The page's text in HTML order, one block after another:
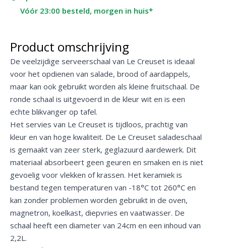
Vóór 23:00 besteld, morgen in huis*
Product omschrijving
De veelzijdige serveerschaal van Le Creuset is ideaal
voor het opdienen van salade, brood of aardappels,
maar kan ook gebruikt worden als kleine fruitschaal. De
ronde schaal is uitgevoerd in de kleur wit en is een
echte blikvanger op tafel.
Het servies van Le Creuset is tijdloos, prachtig van
kleur en van hoge kwaliteit. De Le Creuset saladeschaal
is gemaakt van zeer sterk, geglazuurd aardewerk. Dit
materiaal absorbeert geen geuren en smaken en is niet
gevoelig voor vlekken of krassen. Het keramiek is
bestand tegen temperaturen van -18°C tot 260°C en
kan zonder problemen worden gebruikt in de oven,
magnetron, koelkast, diepvries en vaatwasser. De
schaal heeft een diameter van 24cm en een inhoud van
2,2L.